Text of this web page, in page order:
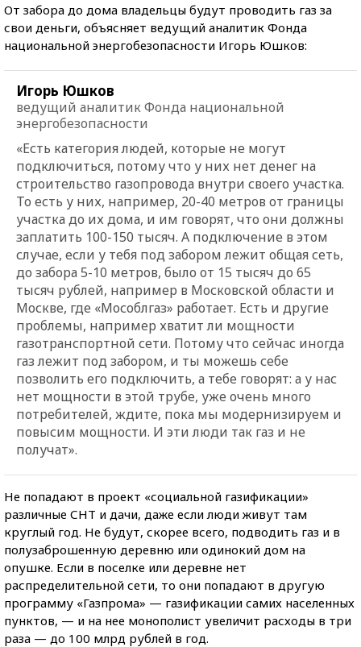
От забора до дома владельцы будут проводить газ за
свои деньги, объясняет ведущий аналитик Фонда
национальной энергобезопасности Игорь Юшков:
Игорь Юшков
ведущий аналитик Фонда национальной
энергобезопасности
«Есть категория людей, которые не могут
подключиться, потому что у них нет денег на
строительство газопровода внутри своего участка.
То есть у них, например, 20-40 метров от границы
участка до их дома, и им говорят, что они должны
заплатить 100-150 тысяч. А подключение в этом
случае, если у тебя под забором лежит общая сеть,
до забора 5-10 метров, было от 15 тысяч до 65
тысяч рублей, например в Московской области и
Москве, где «Мособлгаз» работает. Есть и другие
проблемы, например хватит ли мощности
газотранспортной сети. Потому что сейчас иногда
газ лежит под забором, и ты можешь себе
позволить его подключить, а тебе говорят: а у нас
нет мощности в этой трубе, уже очень много
потребителей, ждите, пока мы модернизируем и
повысим мощности. И эти люди так газ и не
получат».
Не попадают в проект «социальной газификации»
различные СНТ и дачи, даже если люди живут там
круглый год. Не будут, скорее всего, подводить газ и в
полузаброшенную деревню или одинокий дом на
опушке. Если в поселке или деревне нет
распределительной сети, то они попадают в другую
программу «Газпрома» — газификации самих населенных
пунктов, — и на нее монополист увеличит расходы в три
раза — до 100 млрд рублей в год.